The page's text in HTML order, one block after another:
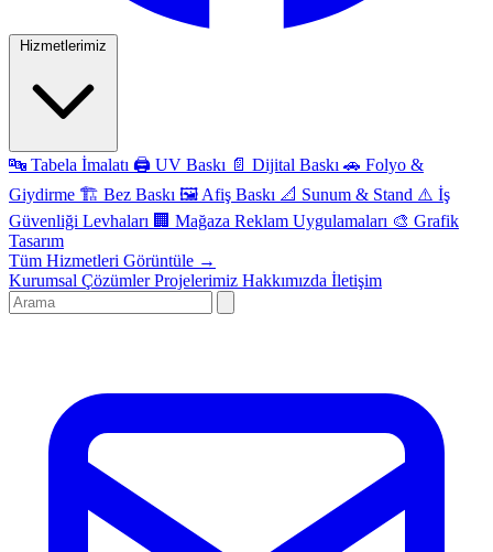
🔤 Tabela İmalatı 🖨️ UV Baskı 📄 Dijital Baskı 🚗 Folyo &
Giydirme 🏗️ Bez Baskı 🖼️ Afiş Baskı 📐 Sunum & Stand ⚠️ İş
Güvenliği Levhaları 🏢 Mağaza Reklam Uygulamaları 🎨 Grafik
Tasarım
Tüm Hizmetleri Görüntüle →
Kurumsal ÇözümlerProjelerimiz Hakkımızda İletişim